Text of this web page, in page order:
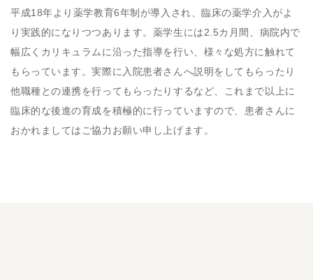
平成18年より薬学教育6年制が導入され、臨床の薬学介入がよ
り実践的になりつつあります。薬学生には2.5カ月間、病院内で
幅広くカリキュラムに沿った指導を行い、様々な処方に触れて
もらっています。実際に入院患者さんへ説明をしてもらったり
他職種との連携を行ってもらったりするなど、これまで以上に
臨床的な後進の育成を積極的に行っていますので、患者さんに
おかれましてはご協力お願い申し上げます。